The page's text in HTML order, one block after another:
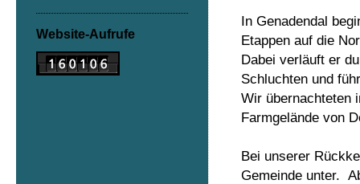
In Genadendal
Etappen auf die
Dabei verläuft er
Schluchten und
Wir übernachteten
Farmgelände von
Bei unserer
Gemeinde unter.
Website-Aufrufe